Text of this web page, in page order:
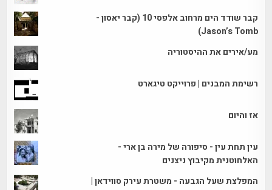
קבר שודד הים מרחוב אלפסי 10 (קבר יאסון -
Jason’s Tomb)
מע/אירים את ההיסטוריה
רשימת המבנים | פרוייקט טיגארט
אז והיום
עין תחת עין - סיפורה של מירה בן ארי -
האלחוטנית מקיבוץ ניצנים
המפלצת שעל הגבעה - משטרת עירק סווידאן |